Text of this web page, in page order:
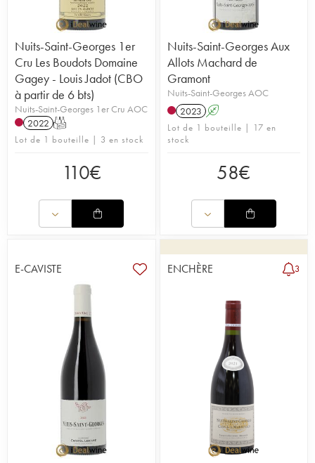
Nuits-Saint-Georges 1er
Cru Les Boudots Domaine
Gagey - Louis Jadot (CBO
à partir de 6 bts)
Nuits-Saint-Georges 1er Cru AOC
2022 T
Lot de 1 bouteille | 3 en stock
110€
Nuits-Saint-Georges Aux
Allots Machard de
Gramont
Nuits-Saint-Georges AOC
2023 A
Lot de 1 bouteille | 17 en
stock
58€
E-CAVISTE ENCHÈRE 3